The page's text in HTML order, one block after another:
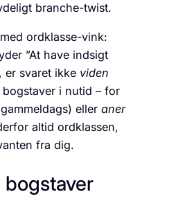
branche-twist.
ordklasse-vink:
”At have indsigt
er svaret ikke viden
bogstaver i nutid – for
eller aner
altid ordklassen,
fra dig.
bogstaver